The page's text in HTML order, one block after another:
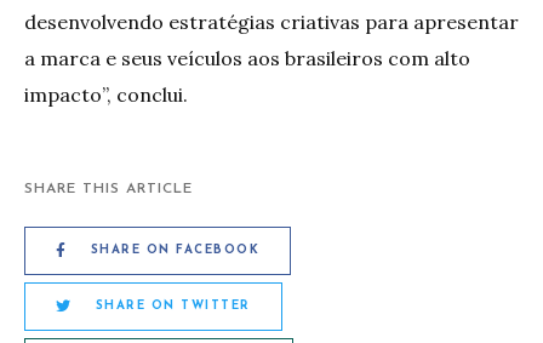
desenvolvendo estratégias criativas para apresentar
a marca e seus veículos aos brasileiros com alto
impacto”, conclui.
SHARE THIS ARTICLE
SHARE ON FACEBOOK
SHARE ON TWITTER